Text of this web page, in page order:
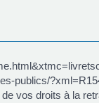
publics/
vos droits à la